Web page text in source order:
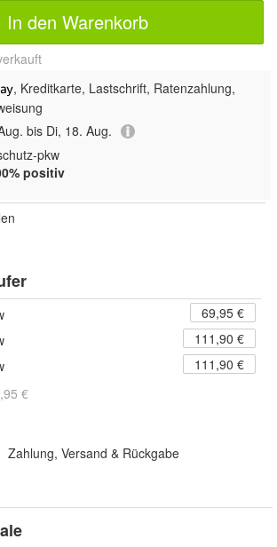
In den Warenkorb
, Kreditkarte, Lastschrift, Ratenzahlung,
bis Di, 18. Aug.
pkw
positiv
69,95 €
111,90 €
111,90 €
€
Zahlung, Versand & Rückgabe